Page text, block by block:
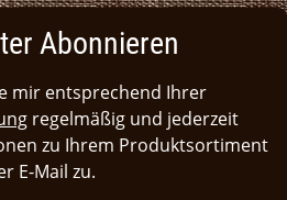
Abonnieren
mir entsprechend Ihrer
regelmäßig und jederzeit
zu Ihrem Produktsortiment
E-Mail zu.